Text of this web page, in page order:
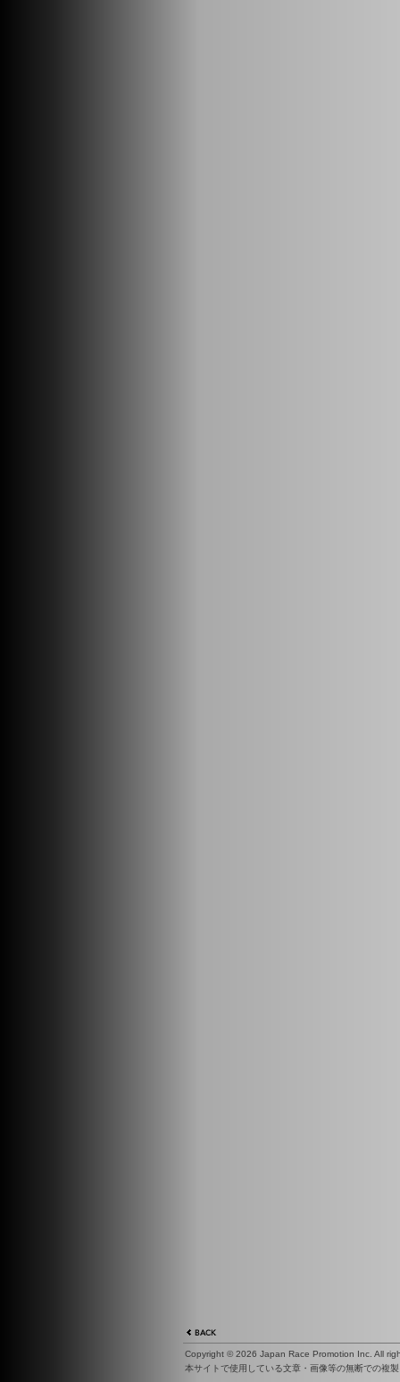
Copyright © 2026 Japan Race Promotion Inc. All
本サイトで使用している文章・画像等の無断での複